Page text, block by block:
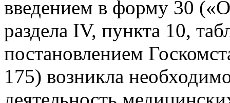
введением в форму 30
раздела IV, пункта 10,
постановлением
175) возникла